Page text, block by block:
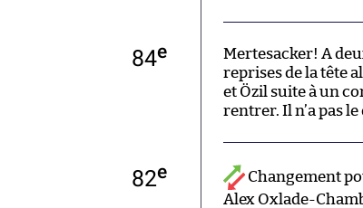
84e
Mertesacker! A
reprises de la tête
et Özil suite à un
rentrer. Il n’a pas
82e
Changement
Alex Oxlade-